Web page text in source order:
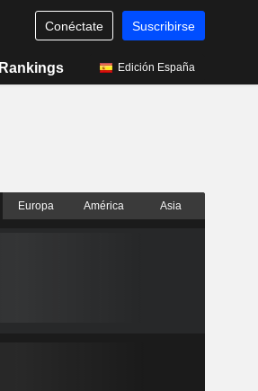
Conéctate Suscribirse
Rankings Edición España
Europa América Asia